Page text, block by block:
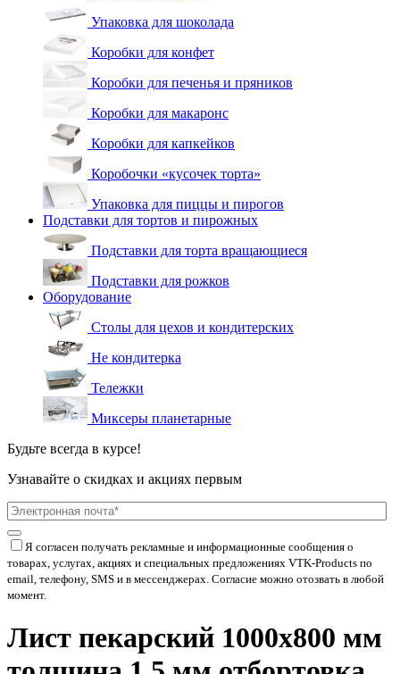
Упаковка для шоколада
Коробки для конфет
Коробки для печенья и пряников
Коробки для макаронс
Коробки для капкейков
Коробочки «кусочек торта»
Упаковка для пиццы и пирогов
Подставки для тортов и пирожных
Подставки для торта вращающиеся
Подставки для рожков
Оборудование
Столы для цехов и кондитерских
Не кондитерка
Тележки
Миксеры планетарные
Будьте всегда в курсе!
Узнавайте о скидках и акциях первым
Я согласен получать рекламные и информационные сообщения о
товарах, услугах, акциях и специальных предложениях VTK-Products по
email, телефону, SMS и в мессенджерах. Согласие можно отозвать в любой
момент.
Лист пекарский 1000х800 мм